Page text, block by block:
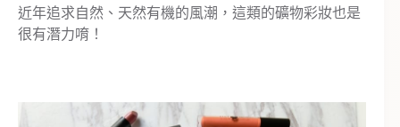
近年追求自然、天然有機的風潮，這類的礦物彩妝也是
很有潛力唷！